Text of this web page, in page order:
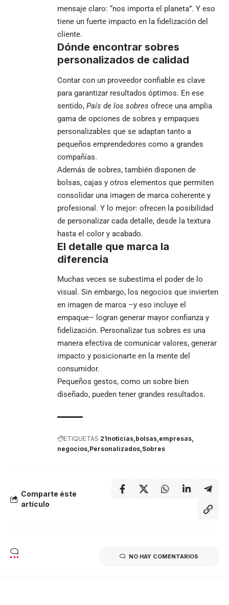
mensaje claro: “nos importa el planeta”. Y eso
tiene un fuerte impacto en la fidelización del
cliente.
Dónde encontrar sobres
personalizados de calidad
Contar con un proveedor confiable es clave
para garantizar resultados óptimos. En ese
sentido, País de los sobres ofrece una amplia
gama de opciones de sobres y empaques
personalizables que se adaptan tanto a
pequeños emprendedores como a grandes
compañías.
Además de sobres, también disponen de
bolsas, cajas y otros elementos que permiten
consolidar una imagen de marca coherente y
profesional. Y lo mejor: ofrecen la posibilidad
de personalizar cada detalle, desde la textura
hasta el color y acabado.
El detalle que marca la
diferencia
Muchas veces se subestima el poder de lo
visual. Sin embargo, los negocios que invierten
en imagen de marca –y eso incluye el
empaque– logran generar mayor confianza y
fidelización. Personalizar tus sobres es una
manera efectiva de comunicar valores, generar
impacto y posicionarte en la mente del
consumidor.
Pequeños gestos, como un sobre bien
diseñado, pueden tener grandes resultados.
ETIQUETAS 21noticias bolsas empresas
negocios Personalizados Sobres
Comparte éste
artículo
NO HAY COMENTARIOS